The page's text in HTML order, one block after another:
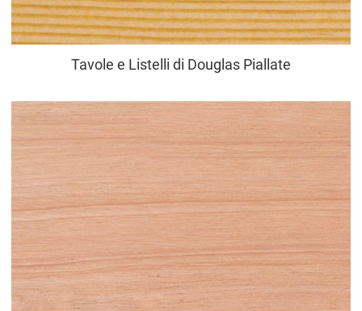
Tavole e Listelli di Douglas Piallate